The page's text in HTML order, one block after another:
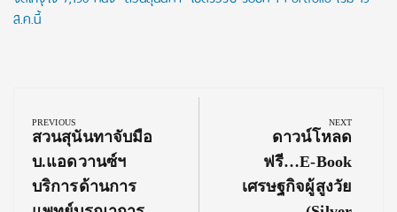
ส.ค.นี้
navigation
PREVIOUS
Previous
Post:
สวนสุนันทาจับมือ
บ.แอดวานซ์ฯ
บริการด้านการ
NEXT
Next
Post:
ดาวน์โหลด
ฟรี…e-Book
เศรษฐกิจผู้สูงวัย